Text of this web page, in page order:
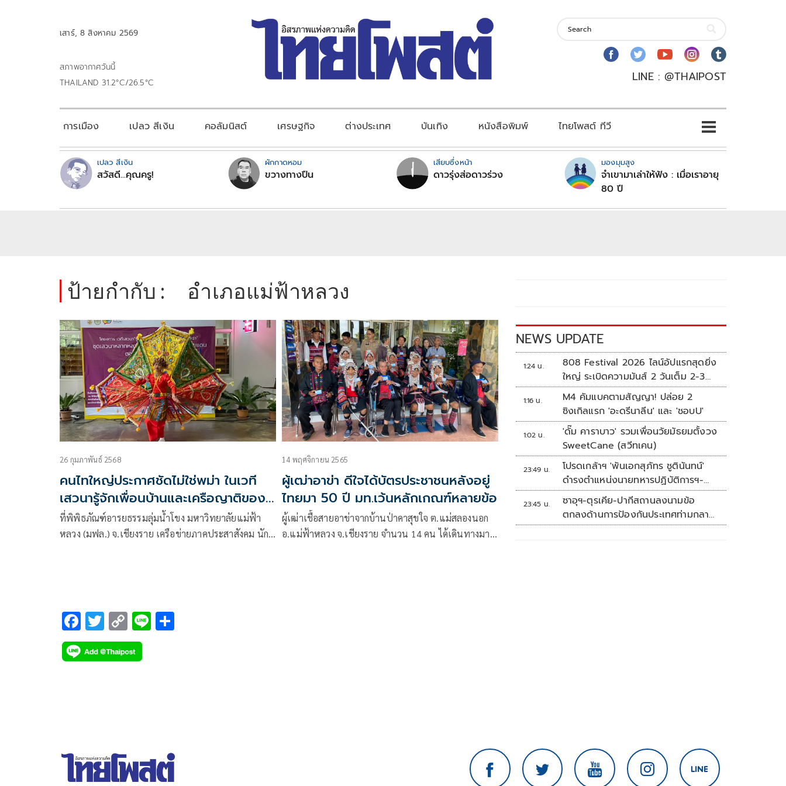
เสาร์, 8 สิงหาคม 2569
สภาพอากาศวันนี้
THAILAND 31.2°C/26.5°C
LINE : @THAIPOST
การเมือง เปลว สีเงิน คอลัมนิสต์ เศรษฐกิจ ต่างประเทศ บันเทิง หนังสือพิมพ์ ไทยโพสต์ ทีวี
เปลว สีเงิน
สวัสดี...คุณครู!
ผักกาดหอม
ขวางทางปืน
เสียบซึ่งหน้า
ดาวรุ่งส่อดาวร่วง
มองมุมสูง
จำเขามาเล่าให้ฟัง : เมื่อเราอายุ
80 ปี
ป้ายกำกับ : อำเภอแม่ฟ้าหลวง
26 กุมภาพันธ์ 2568
คนไทใหญ่ประกาศชัดไม่ใช่พม่า ในเวที
เสวนารู้จักเพื่อนบ้านและเครือญาติของ
เรา
ที่พิพิธภัณฑ์อารยธรรมลุ่มน้ำโขง มหาวิทยาลัยแม่ฟ้า
หลวง (มฟล.) จ.เชียงราย เครือข่ายภาคประสาสังคม นัก
120 คน
14 พฤศจิกายน 2565
ผู้เฒ่าอาข่า ดีใจได้บัตรประชาชนหลังอยู่
ไทยมา 50 ปี มท.เว้นหลักเกณฑ์หลายข้อ
ผู้เฒ่าเชื้อสายอาข่าจากบ้านป่าคาสุขใจ ต.แม่สลองนอก
อ.แม่ฟ้าหลวง จ.เชียงราย จำนวน 14 คน ได้เดินทางมา
F
ac
e
T
wi
tt
C
o
p
Li
NEWS UPDATE
1:24 น.
808 Festival 2026 ไลน์อัปแรกสุดยิ่ง
ใหญ่ ระเบิดความมันส์ 2 วันเต็ม 2-3
ต.ค.นี้
1:16 น.
M4 คัมแบคตามสัญญา! ปล่อย 2
ซิงเกิลแรก 'อะดรีนาลีน' และ 'ชอบU'
1:02 น.
'ดั๊ม คาราบาว' รวมเพื่อนวัยมัธยมตั้งวง
SweetCane (สวีทเคน)
23:49 น.
โปรดเกล้าฯ 'พันเอกสุภัทร ชูตินันทน์'
ดำรงตำแหน่งนายทหารปฏิบัติการฯ-
พระราชทานยศ 'พลตรี'
23:45 น.
ซาอุฯ-ตุรเคีย-ปากีสถานลงนามข้อ
ตกลงด้านการป้องกันประเทศท่ามกลาง
สงครามในภูมิภาค